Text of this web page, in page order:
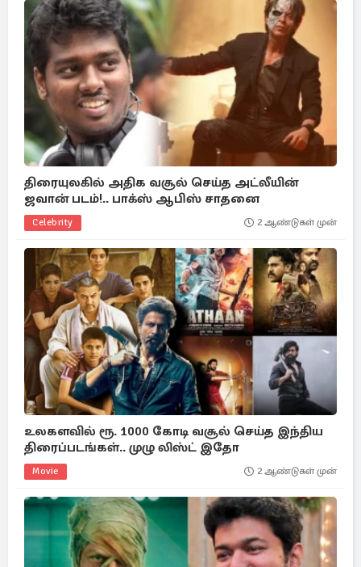
திரையுலகில் அதிக வசூல் செய்த அட்லீயின்
ஜவான் படம்!.. பாக்ஸ் ஆபிஸ் சாதனை
Celebrity 2 ஆண்டுகள் முன்
உலகளவில் ரூ. 1000 கோடி வசூல் செய்த இந்திய
திரைப்படங்கள்.. முழு லிஸ்ட் இதோ
Movie 2 ஆண்டுகள் முன்